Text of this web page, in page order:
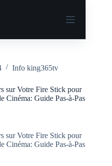
Info king365tv
sur Votre Fire Stick pour
Cinéma: Guide Pas-à-Pas
sur Votre Fire Stick pour
Cinéma: Guide Pas-à-Pas